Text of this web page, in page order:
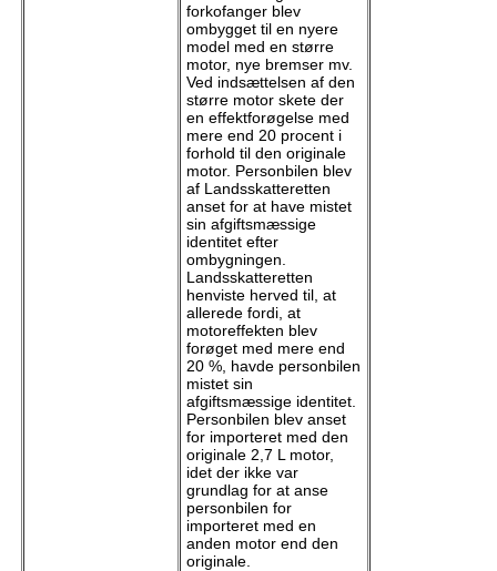
forkofanger blev
ombygget til en nyere
model med en større
motor, nye bremser mv.
Ved indsættelsen af den
større motor skete der
en effektforøgelse med
mere end 20 procent i
forhold til den originale
motor. Personbilen blev
af Landsskatteretten
anset for at have mistet
sin afgiftsmæssige
identitet efter
ombygningen.
Landsskatteretten
henviste herved til, at
allerede fordi, at
motoreffekten blev
forøget med mere end
20 %, havde personbilen
mistet sin
afgiftsmæssige identitet.
Personbilen blev anset
for importeret med den
originale 2,7 L motor,
idet der ikke var
grundlag for at anse
personbilen for
importeret med en
anden motor end den
originale.